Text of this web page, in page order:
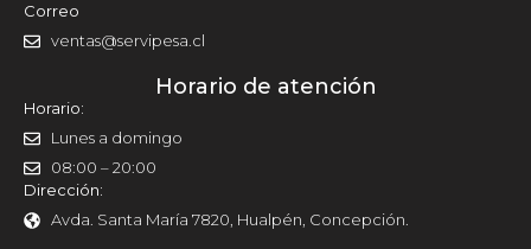
Correo
ventas@servipesa.cl
Horario de atención
Horario:
Lunes a domingo
08:00 – 20:00
Dirección:
Avda. Santa María 7820, Hualpén, Concepción.